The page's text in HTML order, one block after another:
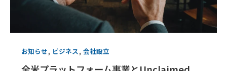
お知らせ, ビジネス, 会社設立